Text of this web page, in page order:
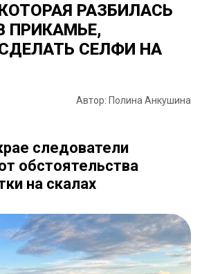
РАЗБИЛАСЬ
ПРИКАМЬЕ,
СЕЛФИ НА
Автор: Полина Анкушина
следователи
обстоятельства
на скалах